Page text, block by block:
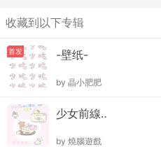
收藏到以下专辑
首发 -壁纸-
by 晶小肥肥
少女前線‥
by 燒腦遊戲